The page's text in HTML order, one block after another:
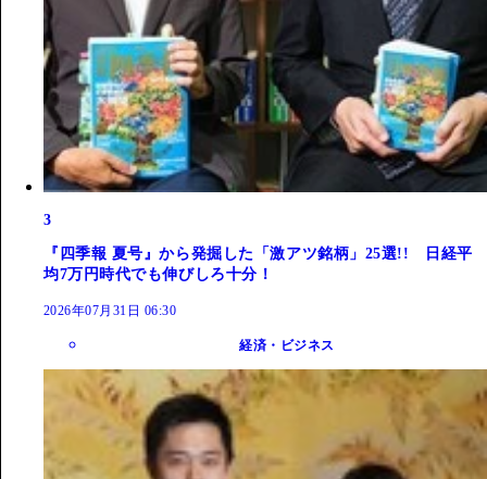
3
『四季報 夏号』から発掘した「激アツ銘柄」25選!! 日経平
均7万円時代でも伸びしろ十分！
2026年07月31日 06:30
経済・ビジネス